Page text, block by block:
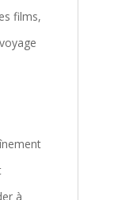
films,
à